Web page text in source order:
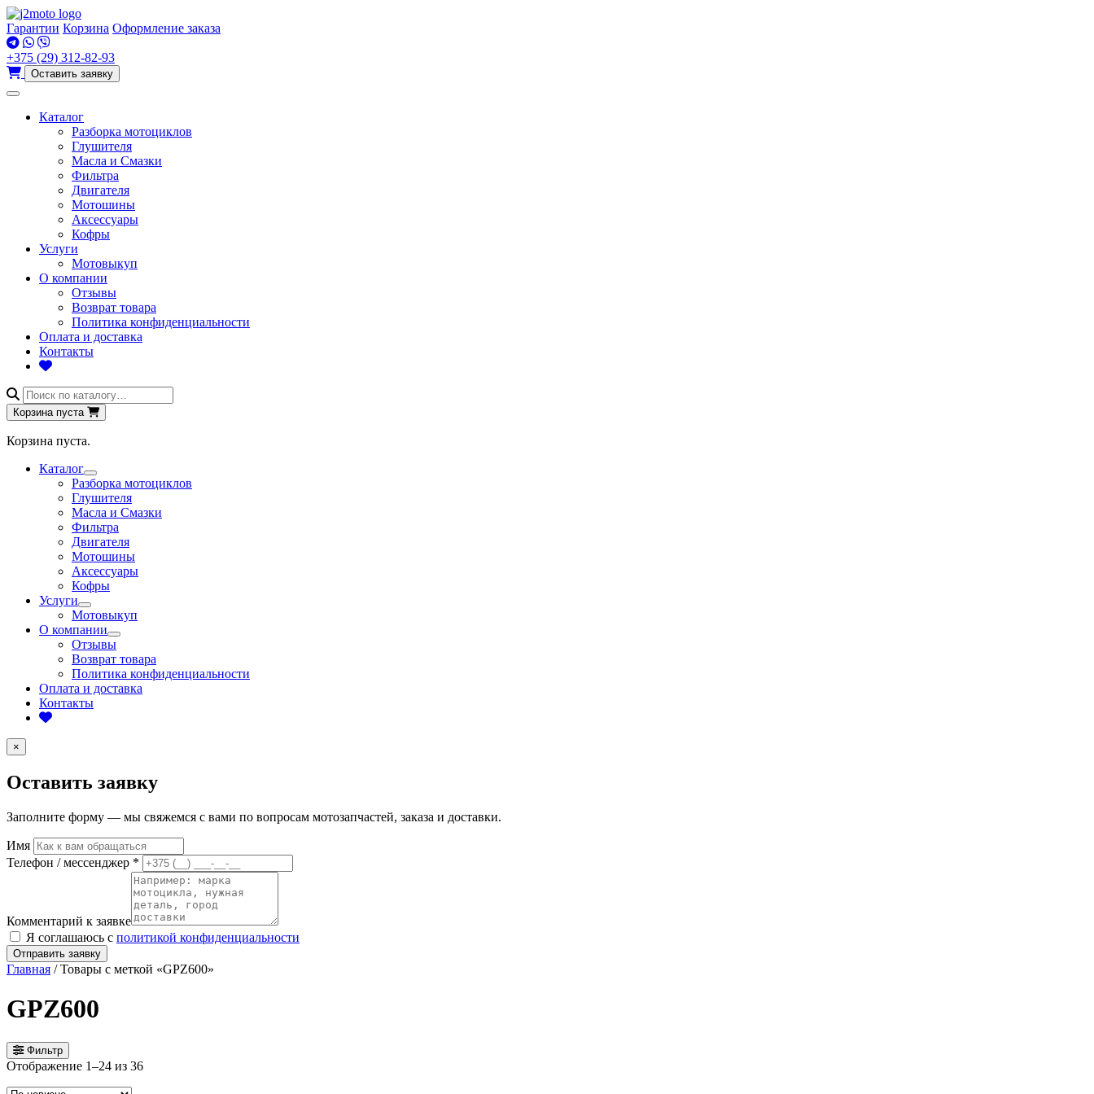
Перейти
к
содержимому
Гарантии Корзина Оформление заказа
+375 (29) 312-82-93
Оставить заявку
Каталог
Разборка мотоциклов
Глушителя
Масла и Смазки
Фильтра
Двигателя
Мотошины
Аксессуары
Кофры
Услуги
Мотовыкуп
О компании
Отзывы
Возврат товара
Политика конфиденциальности
Оплата и доставка
Контакты
Поиск
товаров
Корзина пуста
Корзина пуста.
Каталог
Разборка мотоциклов
Глушителя
Масла и Смазки
Фильтра
Двигателя
Мотошины
Аксессуары
Кофры
Услуги
Мотовыкуп
О компании
Отзывы
Возврат товара
Политика конфиденциальности
Оплата и доставка
Контакты
×
Оставить заявку
Заполните форму — мы свяжемся с вами по вопросам мотозапчастей, заказа и доставки.
Имя
Телефон / мессенджер *
Комментарий к заявке
Я соглашаюсь с политикой конфиденциальности
Отправить заявку
Главная / Товары с меткой «GPZ600»
GPZ600
Фильтр
Отображение 1–24 из 36Сортировка: